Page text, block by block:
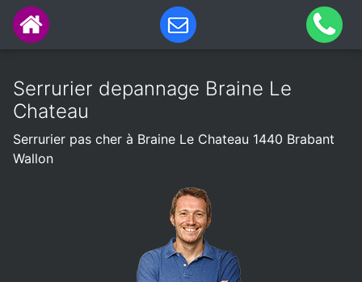
Serrurier depannage Braine Le
Chateau
Serrurier pas cher à Braine Le Chateau 1440 Brabant
Wallon